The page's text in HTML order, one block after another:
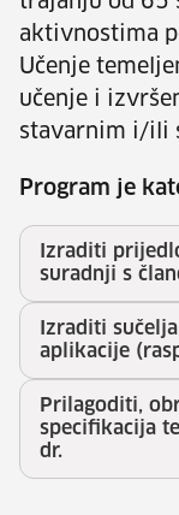
aktivnostima
Učenje
učenje i
stavarnim i/ili
Program je
Izraditi
suradnji s
Izraditi
aplikacije
Prilagoditi,
specifikacija
dr.